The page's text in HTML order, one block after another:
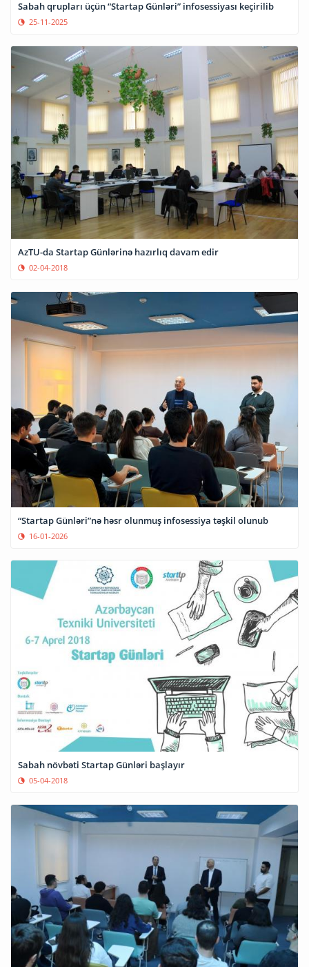
Sabah qrupları üçün “Startap Günləri” infosessiyası keçirilib
25-11-2025
AzTU-da Startap Günlərinə hazırlıq davam edir
02-04-2018
“Startap Günləri”nə həsr olunmuş infosessiya təşkil olunub
16-01-2026
Sabah növbəti Startap Günləri başlayır
05-04-2018